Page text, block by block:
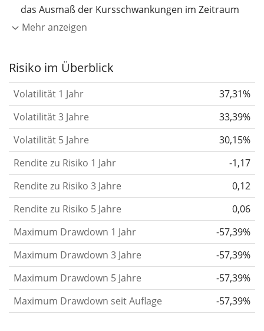
das Ausmaß der Kursschwankungen im Zeitraum
eines Jahres wider.
Aktie, des ETF, usw.) in der Vergangenheit
gelten im Allgemeinen als risikoreicher. Wir
berechnen die Volatilität auf Basis der Daten der
letzten 1, 3 und 5 Jahre, damit du sehen kannst, ob
die Kursschwankungen im Laufe der Zeit stärker
oder schwächer wurden. Weitere Informationen
findest du in unserem Artikel:
Risikomaß.
Rendite pro Risikofür Zeiträume von 1, 3 und 5
Jahren. Diese Kennzahl ist definiert als die
annualisierte (d. h. auf einen Einjahreszeitraum
umgerechnete) historische Rendite geteilt durch die
historische annualisierte Volatilität.Rendite pro
Risiko setzt die historische Rendite eines
Mehr anzeigen
Risiko im Überblick
Volatilität 1 Jahr
37,31%
Volatilität 3 Jahre
33,39%
Volatilität 5 Jahre
30,15%
Rendite zu Risiko 1 Jahr
-1,17
Rendite zu Risiko 3 Jahre
0,12
Rendite zu Risiko 5 Jahre
0,06
Maximum Drawdown 1 Jahr
-57,39%
Maximum Drawdown 3 Jahre
-57,39%
Maximum Drawdown 5 Jahre
-57,39%
Maximum Drawdown seit Auflage
-57,39%